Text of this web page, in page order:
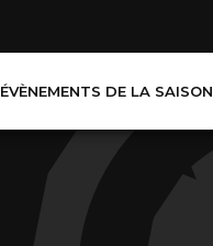
ÉVÈNEMENTS DE LA SAISON